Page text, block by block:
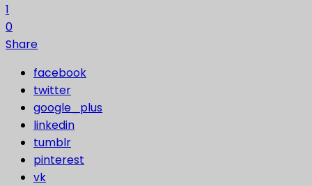
1
0
Share
facebook
twitter
google_plus
linkedin
tumblr
pinterest
vk